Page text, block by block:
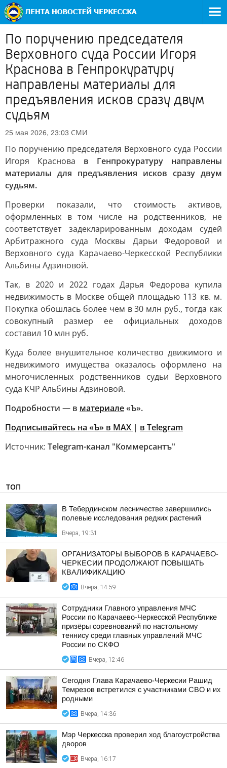
По поручению председателя
Верховного суда России Игоря
Краснова в Генпрокуратуру
направлены материалы для
предъявления исков сразу двум
судьям
25 мая 2026, 23:03 СМИ
По поручению председателя Верховного суда России
Игоря Краснова в Генпрокуратуру направлены
материалы для предъявления исков сразу двум
судьям.
Проверки показали, что стоимость активов,
оформленных в том числе на родственников, не
соответствует задекларированным доходам судей
Арбитражного суда Москвы Дарьи Федоровой и
Верховного суда Карачаево-Черкесской Республики
Альбины Адзиновой.
Так, в 2020 и 2022 годах Дарья Федорова купила
недвижимость в Москве общей площадью 113 кв. м.
Покупка обошлась более чем в 30 млн руб., тогда как
совокупный размер ее официальных доходов
составил 10 млн руб.
Куда более внушительное количество движимого и
недвижимого имущества оказалось оформлено на
многочисленных родственников судьи Верховного
суда КЧР Альбины Адзиновой.
Подробности — в материале«Ъ».
Подписывайтесь на «Ъ» в MAX | в Telegram
Источник: Telegram-канал "Коммерсантъ"
ТОП
В Тебердинском лесничестве завершились
полевые исследования редких растений
Вчера, 19:31
ОРГАНИЗАТОРЫ ВЫБОРОВ В КАРАЧАЕВО-
ЧЕРКЕСИИ ПРОДОЛЖАЮТ ПОВЫШАТЬ
КВАЛИФИКАЦИЮ
Вчера, 14:59
Сотрудники Главного управления МЧС
России по Карачаево-Черкесской Республике
призёры соревнований по настольному
теннису среди главных управлений МЧС
России по СКФО
Вчера, 12:46
Сегодня Глава Карачаево-Черкесии Рашид
Темрезов встретился с участниками СВО и их
родными
Вчера, 14:36
Мэр Черкесска проверил ход благоустройства
дворов
Вчера, 16:17